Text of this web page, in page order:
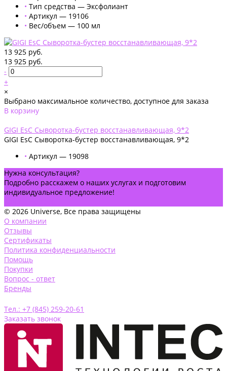
• Тип средства — Эксфолиант
• Артикул — 19106
• Вес/объем — 100 мл
13 925 руб.
13 925 руб.
-
+
×
Выбрано максимальное количество, доступное для заказа
В корзину
GIGI EsC Сыворотка-бустер восстанавливающая, 9*2
GIGI EsC Сыворотка-бустер восстанавливающая, 9*2
• Артикул — 19098
Нужна консультация?
Подробно расскажем о наших услугах и подготовим
индивидуальное предложение!
© 2026 Universe, Все права защищены
О компании
Отзывы
Сертификаты
Политика конфиденциальности
Помощь
Покупки
Вопрос - ответ
Бренды
Тел.: +7 (845) 259-20-61
Заказать звонок